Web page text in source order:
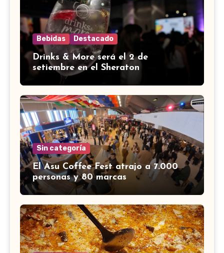
Bebidas Destacado
Drinks & More será el 2 de
setiembre en el Sheraton
Sin categoría
El Asu Coffee Fest atrajo a 7.000
personas y 80 marcas